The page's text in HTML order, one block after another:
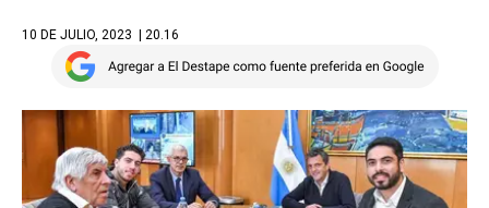
10 DE JULIO, 2023 | 20.16